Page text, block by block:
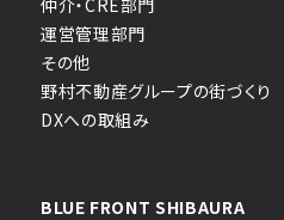
仲介・CRE部門
運営管理部門
その他
野村不動産グループの街づくり
DXへの取組み
BLUE FRONT SHIBAURA